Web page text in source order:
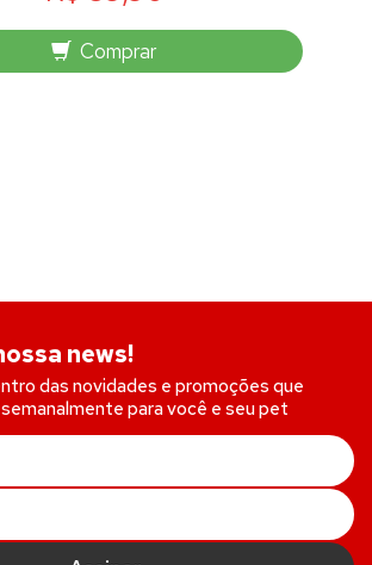
Comprar
news!
das novidades e promoções que
para você e seu pet